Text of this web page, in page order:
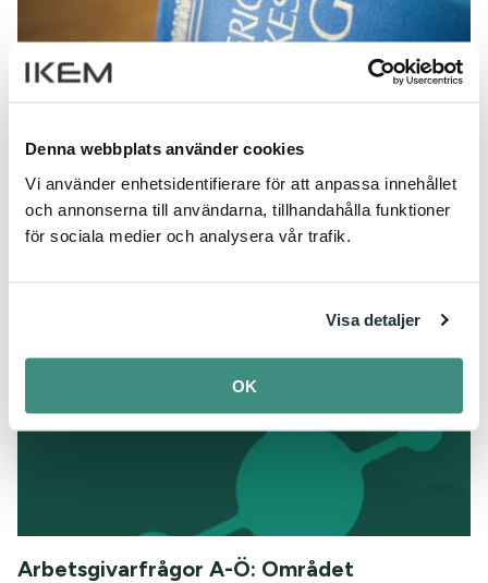
Denna webbplats använder cookies
Vi använder enhetsidentifierare för att anpassa innehållet
och annonserna till användarna, tillhandahålla funktioner
för sociala medier och analysera vår trafik.
Visa detaljer
OK
Arbetsrättslig grundkurs
30 juni, 2026
Arbetsgivarfrågor A-Ö: Området